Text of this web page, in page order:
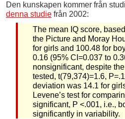
Den kunskapen kommer från
denna studie från 2002:
The mean IQ score,
the Picture and Moray
for girls and 100.48 for
0.16 (95% CI=0.037 to
nonsignificant, despite
tested, t(79,374)=1.6,
deviation was 14.1 for
Levene’s test for
significant, P <.001, i.e.,
significantly in variability.